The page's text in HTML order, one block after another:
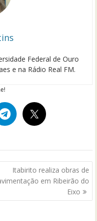
Federal de Ouro
e na Rádio Real FM.
Itabirito realiza obras de
em Ribeirão do
Eixo